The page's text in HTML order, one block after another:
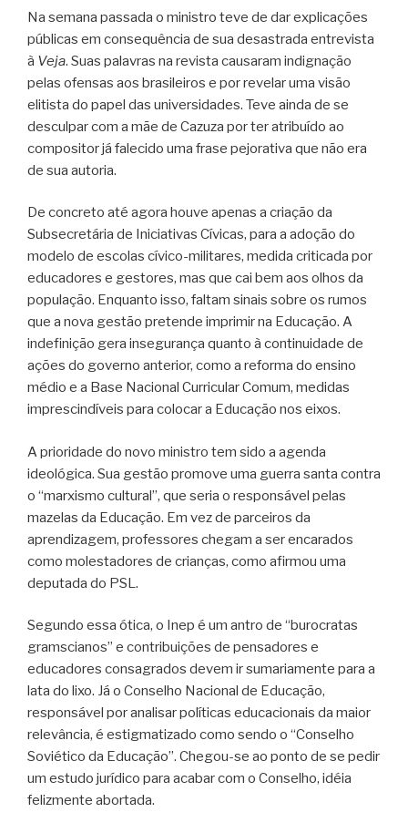
Na semana passada o ministro teve de dar explicações
públicas em consequência de sua desastrada entrevista
à Veja. Suas palavras na revista causaram indignação
pelas ofensas aos brasileiros e por revelar uma visão
elitista do papel das universidades. Teve ainda de se
desculpar com a mãe de Cazuza por ter atribuído ao
compositor já falecido uma frase pejorativa que não era
de sua autoria.
De concreto até agora houve apenas a criação da
Subsecretária de Iniciativas Cívicas, para a adoção do
modelo de escolas cívico-militares, medida criticada por
educadores e gestores, mas que cai bem aos olhos da
população. Enquanto isso, faltam sinais sobre os rumos
que a nova gestão pretende imprimir na Educação. A
indefinição gera insegurança quanto à continuidade de
ações do governo anterior, como a reforma do ensino
médio e a Base Nacional Curricular Comum, medidas
imprescindíveis para colocar a Educação nos eixos.
A prioridade do novo ministro tem sido a agenda
ideológica. Sua gestão promove uma guerra santa contra
o “marxismo cultural”, que seria o responsável pelas
mazelas da Educação. Em vez de parceiros da
aprendizagem, professores chegam a ser encarados
como molestadores de crianças, como afirmou uma
deputada do PSL.
Segundo essa ótica, o Inep é um antro de “burocratas
gramscianos” e contribuições de pensadores e
educadores consagrados devem ir sumariamente para a
lata do lixo. Já o Conselho Nacional de Educação,
responsável por analisar políticas educacionais da maior
relevância, é estigmatizado como sendo o “Conselho
Soviético da Educação”. Chegou-se ao ponto de se pedir
um estudo jurídico para acabar com o Conselho, idéia
felizmente abortada.